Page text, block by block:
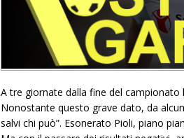
A tre giornate dalla fine del
Nonostante questo grave dato, da
salvi chi può”. Esonerato Pioli, piano